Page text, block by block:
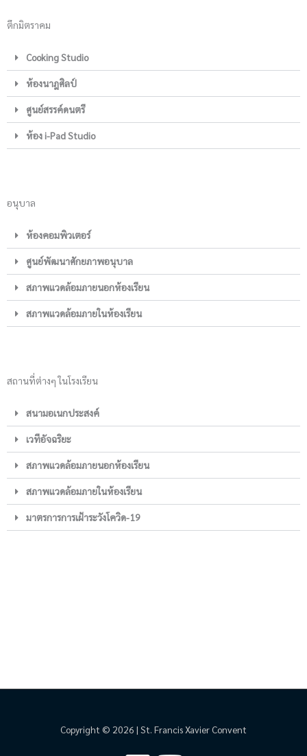
ตึกมิตราคม
Cooking Studio
ห้องนาฎศิลป์
ศูนย์สรรค์ดนตรี
ห้อง i-Pad Studio
อนุบาล
ห้องคอมพิวเตอร์
ศูนย์พัฒนาศักยภาพอนุบาล
สภาพแวดล้อมภายนอกห้องเรียน
สภาพแวดล้อมภายในห้องเรียน
สถานที่ต่างๆ ในโรงเรียน
สนามอเนกประสงค์
เวทีอัจฉริยะ
สภาพแวดล้อมภายนอกห้องเรียน
สภาพแวดล้อมภายในห้องเรียน
มาตรการการเฝ้าระวังโควิด-19
Copyright © 2026 | St. Francis Xavier Convent